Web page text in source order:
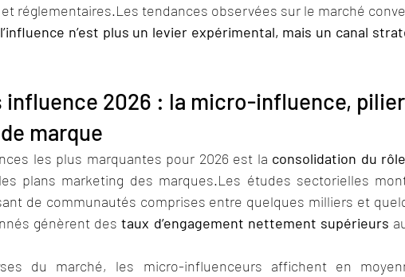
réglementaires.Les tendances observées sur le marché
l’influence n’est plus un levier expérimental, mais un canal
influence 2026 : la micro-influence,
marque
les plus marquantes pour 2026 est la consolidation du
plans marketing des marques.Les études sectorielles
de communautés comprises entre quelques milliers et
génèrent des taux d’engagement nettement supérieurs
du marché, les micro-influenceurs affichent en